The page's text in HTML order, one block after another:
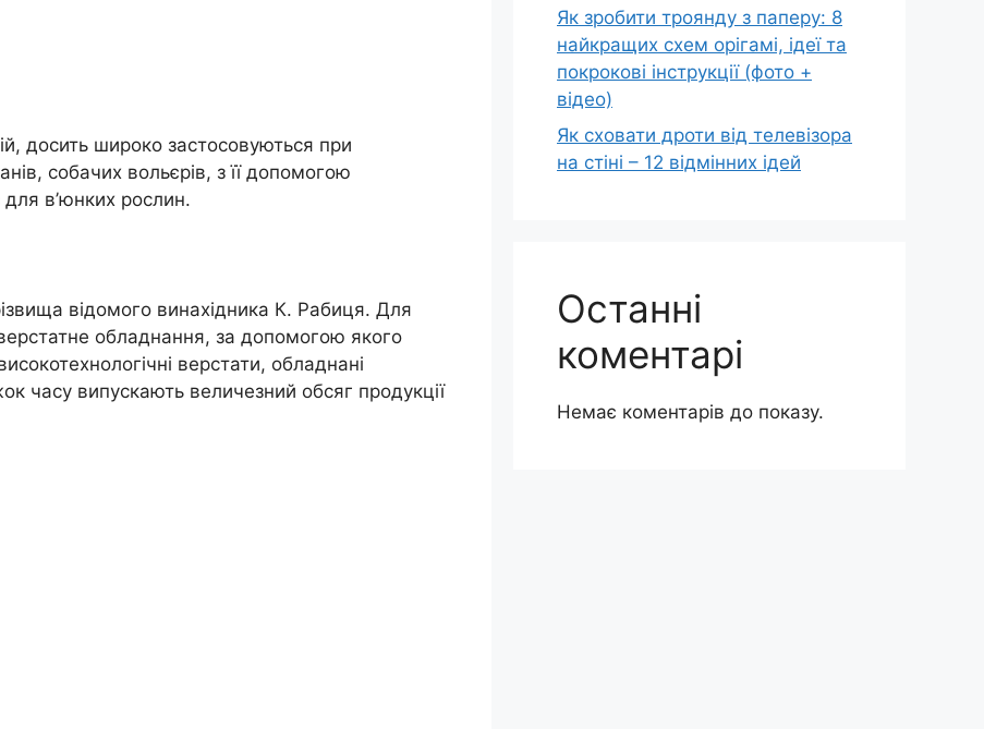
досить широко застосовуються при
собачих вольєрів, з її допомогою
для в’юнких рослин.
відомого винахідника К. Рабиця. Для
обладнання, за допомогою якого
верстати, обладнані
часу випускають величезний обсяг продукції
Як зробити троянду з паперу: 8
найкращих схем орігамі, ідеї та
покрокові інструкції (фото +
відео)
Як сховати дроти від телевізора
на стіні – 12 відмінних ідей
Останні
коментарі
Немає коментарів до показу.